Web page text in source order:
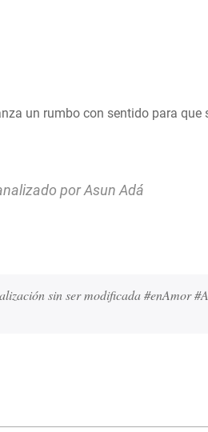
un rumbo con sentido para que
por Asun Adá
sin ser modificada #enAmor